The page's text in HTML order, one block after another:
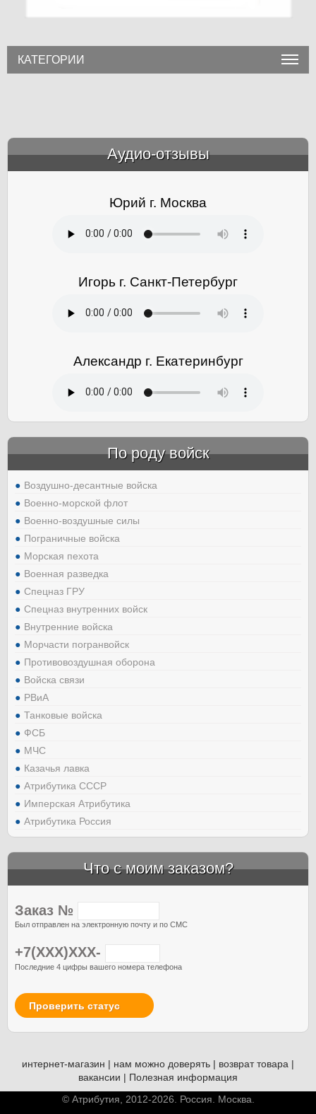
КАТЕГОРИИ
Аудио-отзывы
Юрий г. Москва
Игорь г. Санкт-Петербург
Александр г. Екатеринбург
По роду войск
Воздушно-десантные войска
Военно-морской флот
Военно-воздушные силы
Пограничные войска
Морская пехота
Военная разведка
Спецназ ГРУ
Спецназ внутренних войск
Внутренние войска
Морчасти погранвойск
Противовоздушная оборона
Войска связи
РВиА
Танковые войска
ФСБ
МЧС
Казачья лавка
Атрибутика СССР
Имперская Атрибутика
Атрибутика Россия
Что с моим заказом?
Заказ №
Был отправлен на электронную почту и по СМС
+7(XXX)XXX-
Последние 4 цифры вашего номера телефона
Проверить статус
интернет-магазин | нам можно доверять | возврат товара |
вакансии | Полезная информация
© Атрибутия, 2012-2026. Россия. Москва.